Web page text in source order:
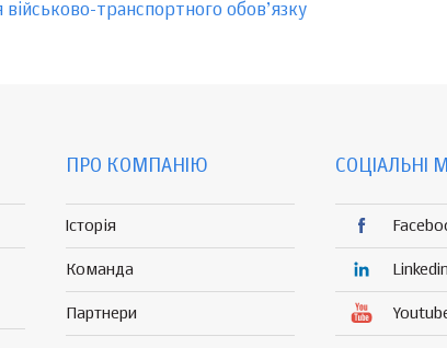
транспортного обов’язку
ПРО КОМПАНІЮ
Історія
Команда
Партнери
СОЦІАЛЬНІ
Linkedin